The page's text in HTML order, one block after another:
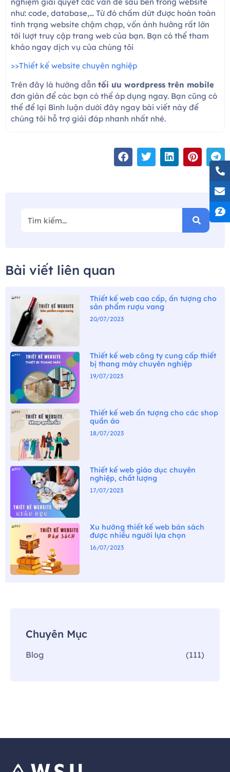
như: code, database,… Từ đó chấm dứt được hoàn toàn
tình trạng website chậm chạp, vốn ảnh hưởng rất lớn
tới lượt truy cập trang web của bạn. Bạn có thể tham
khảo ngay dịch vụ của chúng tôi
>>Thiết kế website chuyên nghiệp
Trên đây là hướng dẫn tối ưu wordpress trên mobile
đơn giản để các bạn có thể áp dụng ngay. Bạn cũng có
thể để lại Bình luận dưới đây ngay bài viết này để
chúng tôi hỗ trợ giải đáp nhanh nhất nhé.
Bài viết liên quan
Thiết kế web cao cấp, ấn tượng cho
sản phẩm rượu vang
20/07/2023
Thiết kế web công ty cung cấp thiết
bị thang máy chuyên nghiệp
19/07/2023
Thiết kế web ấn tượng cho các shop
quần áo
18/07/2023
Thiết kế web giáo dục chuyên
nghiệp, chất lượng
17/07/2023
Xu hướng thiết kế web bán sách
được nhiều người lựa chọn
16/07/2023
Chuyên Mục
Blog (111)